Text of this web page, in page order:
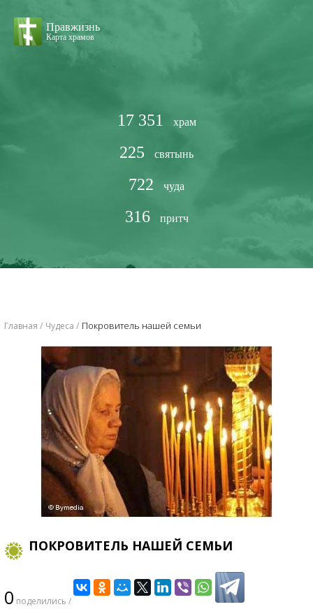
Правжизнь
Карта храмов
17 351 храм
225 святынь
722 чуда
316 притч
Главная Чудеса ​Покровитель нашей семьи
​ПОКРОВИТЕЛЬ НАШЕЙ СЕМЬИ
0 поделились /